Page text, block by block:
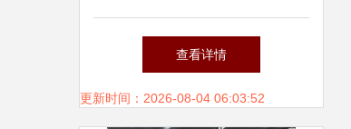
发扫雪机器人填补国内空白
查看详情
更新时间：2026-08-04 06:03:52